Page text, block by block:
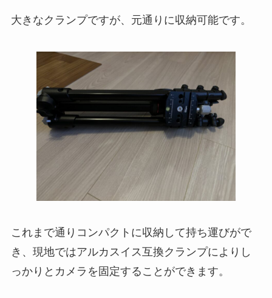
大きなクランプですが、元通りに収納可能です。
これまで通りコンパクトに収納して持ち運びがで
き、現地ではアルカスイス互換クランプによりし
っかりとカメラを固定することができます。